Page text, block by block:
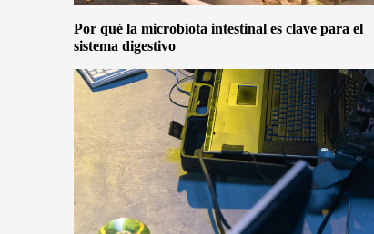
Por qué la microbiota intestinal es clave para el
sistema digestivo